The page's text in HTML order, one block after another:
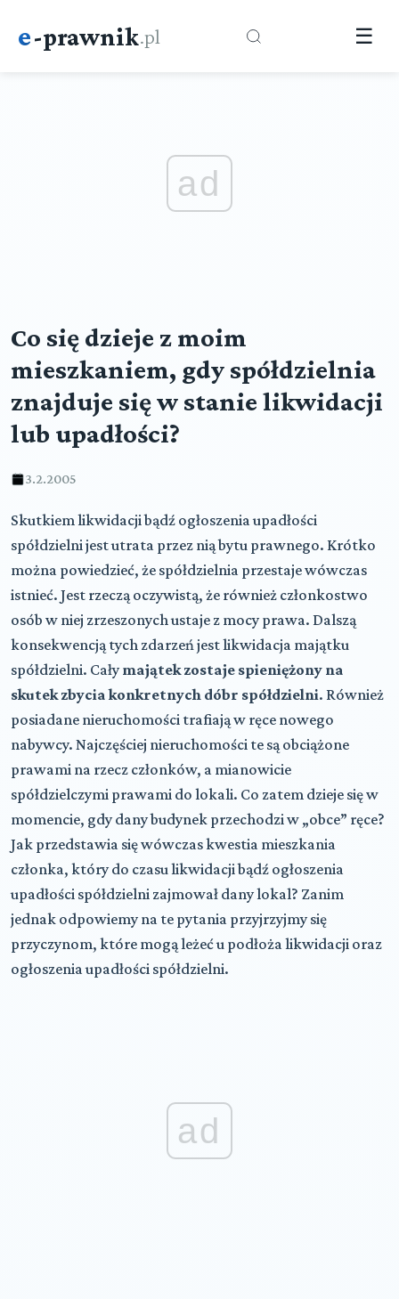
e-prawnik.pl ☰
ad
Co się dzieje z moim
mieszkaniem, gdy spółdzielnia
znajduje się w stanie likwidacji
lub upadłości?
3.2.2005
Skutkiem likwidacji bądź ogłoszenia upadłości
spółdzielni jest utrata przez nią bytu prawnego. Krótko
można powiedzieć, że spółdzielnia przestaje wówczas
istnieć. Jest rzeczą oczywistą, że również członkostwo
osób w niej zrzeszonych ustaje z mocy prawa. Dalszą
konsekwencją tych zdarzeń jest likwidacja majątku
spółdzielni. Cały majątek zostaje spieniężony na
skutek zbycia konkretnych dóbr spółdzielni. Również
posiadane nieruchomości trafiają w ręce nowego
nabywcy. Najczęściej nieruchomości te są obciążone
prawami na rzecz członków, a mianowicie
spółdzielczymi prawami do lokali. Co zatem dzieje się w
momencie, gdy dany budynek przechodzi w „obce” ręce?
Jak przedstawia się wówczas kwestia mieszkania
członka, który do czasu likwidacji bądź ogłoszenia
upadłości spółdzielni zajmował dany lokal? Zanim
jednak odpowiemy na te pytania przyjrzyjmy się
przyczynom, które mogą leżeć u podłoża likwidacji oraz
ogłoszenia upadłości spółdzielni.
ad